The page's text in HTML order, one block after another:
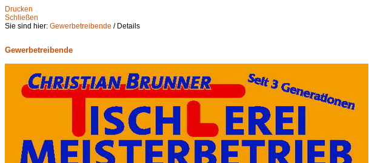
Drucken
Schließen
Sie sind hier: Gewerbetreibende / Details
Gewerbetreibende